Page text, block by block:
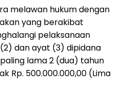
melawan hukum dengan
yang berakibat
pelaksanaan
dan ayat (3) dipidana
lama 2 (dua) tahun
Rp. 500.000.000,00 (Lima